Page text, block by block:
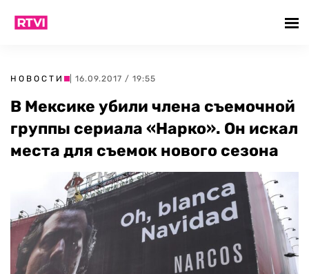
НОВОСТИ | 16.09.2017 / 19:55
В Мексике убили члена съемочной
группы сериала «Нарко». Он искал
места для съемок нового сезона